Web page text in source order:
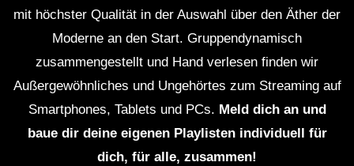
mit höchster Qualität in der Auswahl über den Äther der
Moderne an den Start. Gruppendynamisch
zusammengestellt und Hand verlesen finden wir
Außergewöhnliches und Ungehörtes zum Streaming auf
Smartphones, Tablets und PCs. Meld dich an und
baue dir deine eigenen Playlisten individuell für
dich, für alle, zusammen!